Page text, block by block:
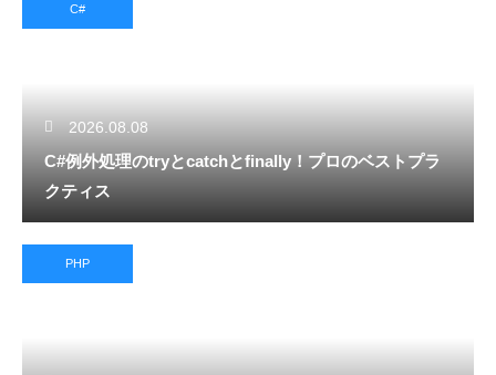
C#
2026.08.08
C#例外処理のtryとcatchとfinally！プロのベストプラ
クティス
PHP